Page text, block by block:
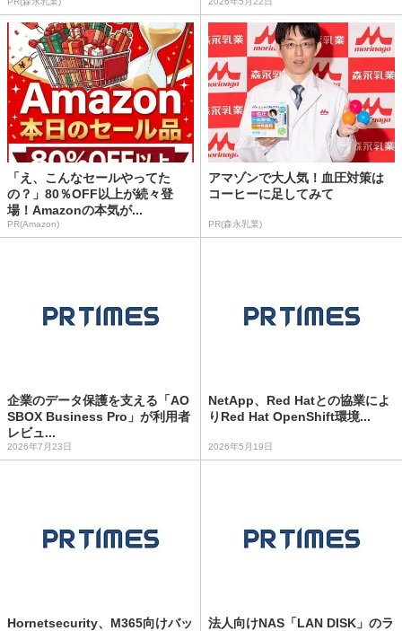
「え、こんなセールやってた
の？」80％OFF以上が続々登
場！Amazonの本気が...
PR(Amazon)
アマゾンで大人気！血圧対策は
コーヒーに足してみて
PR(森永乳業)
企業のデータ保護を支える「AO
SBOX Business Pro」が利用者
レビュ...
2026年7月23日
NetApp、Red Hatとの協業によ
りRed Hat OpenShift環境...
2026年5月19日
Hornetsecurity、M365向けバッ
法人向けNAS「LAN DISK」のラ